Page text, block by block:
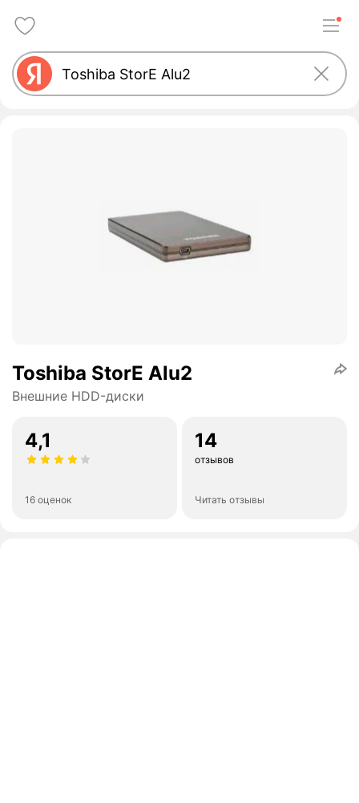
Toshiba StorE Alu2
Внешние HDD-диски
4,1
16 оценок
14
отзывов
Читать отзывы